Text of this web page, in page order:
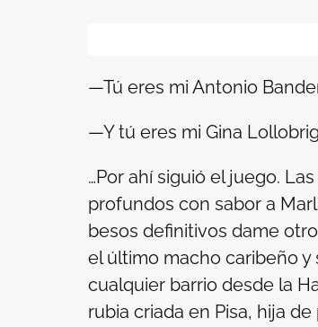
—Tú eres mi Antonio
—Y tú eres mi Gina
…Por ahí siguió el juego.
profundos con sabor a
besos definitivos dame
el último macho caribeño
cualquier barrio desde la
rubia criada en Pisa, hija